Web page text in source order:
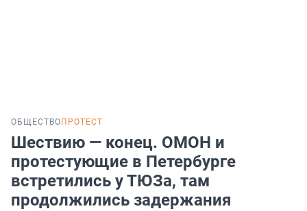
ОБЩЕСТВО ПРОТЕСТ
Шествию — конец. ОМОН и
протестующие в Петербурге
встретились у ТЮЗа, там
продолжились задержания